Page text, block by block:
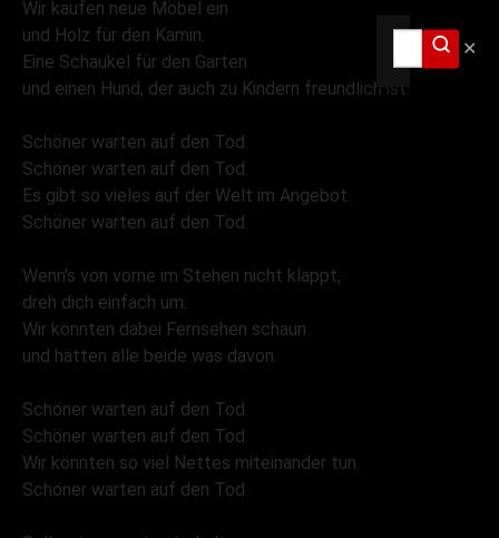
✕
Wir kaufen neue Möbel ein
und Holz für den Kamin.
Eine Schaukel für den Garten
und einen Hund, der auch zu Kindern freundlich ist.
Schöner warten auf den Tod.
Schöner warten auf den Tod.
Es gibt so vieles auf der Welt im Angebot.
Schöner warten auf den Tod.
Wenn's von vorne im Stehen nicht klappt,
dreh dich einfach um.
Wir könnten dabei Fernsehen schaun
und hätten alle beide was davon.
Schöner warten auf den Tod.
Schöner warten auf den Tod.
Wir könnten so viel Nettes miteinander tun.
Schöner warten auf den Tod.